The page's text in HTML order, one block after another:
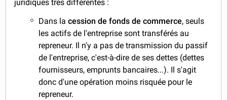
juridiques très différentes :
Dans lacession de fonds de commerce, seuls
les actifs de l'entreprise sont transférés au
repreneur. Il n'y a pas de transmission du passif
de l'entreprise, c'est-à-dire de ses dettes (dettes
fournisseurs, emprunts bancaires...). Il s'agit
donc d'une opération moins risquée pour le
repreneur.